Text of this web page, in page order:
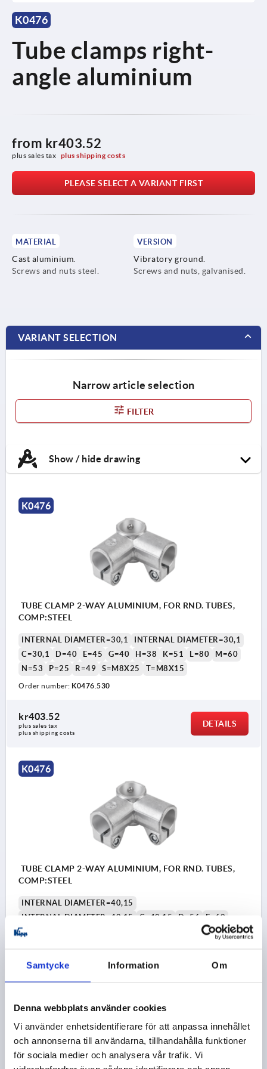
Samtycke Information Om
Denna webbplats använder cookies
Vi använder enhetsidentifierare för att anpassa innehållet
och annonserna till användarna, tillhandahålla funktioner
för sociala medier och analysera vår trafik. Vi
K0476
Tube clamps right-
angle aluminium
from kr403.52
plus sales tax plus shipping costs
PLEASE SELECT A VARIANT FIRST
MATERIAL
Cast aluminium.
Screws and nuts steel.
VERSION
Vibratory ground.
Screws and nuts, galvanised.
VARIANT SELECTION
Narrow article selection
FILTER
Show / hide drawing
K0476
TUBE CLAMP 2-WAY ALUMINIUM, FOR RND. TUBES,
COMP:STEEL
INTERNAL DIAMETER=30,1
INTERNAL DIAMETER=30,1
C=30,1
D=40 E=45 G=40 H=38 K=51 L=80
M=60
N=53
P=25 R=49 S=M8X25 T=M8X15
Order number: K0476.530
kr403.52
plus sales tax
plus shipping costs
DETAILS
K0476
TUBE CLAMP 2-WAY ALUMINIUM, FOR RND. TUBES,
COMP:STEEL
INTERNAL DIAMETER=40,15
INTERNAL DIAMETER=40,15
C=40,15 D=56
E=60
G=56
P=35
R=70
Order number: K0476.540
plus shipping costs
K0476